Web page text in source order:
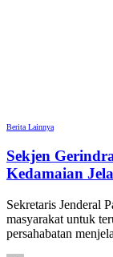
Berita Lainnya
Sekjen
Kedamaian
Sekretaris Jenderal
masyarakat untuk
persahabatan